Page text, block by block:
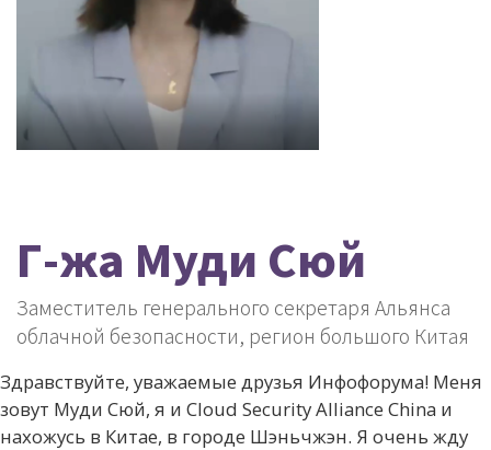
Г-жа Муди Сюй
Заместитель генерального секретаря Альянса
облачной безопасности, регион большого Китая
Здравствуйте, уважаемые друзья Инфофорума! Меня
зовут Муди Сюй, я и Cloud Security Alliance China и
нахожусь в Китае, в городе Шэньчжэн. Я очень жду